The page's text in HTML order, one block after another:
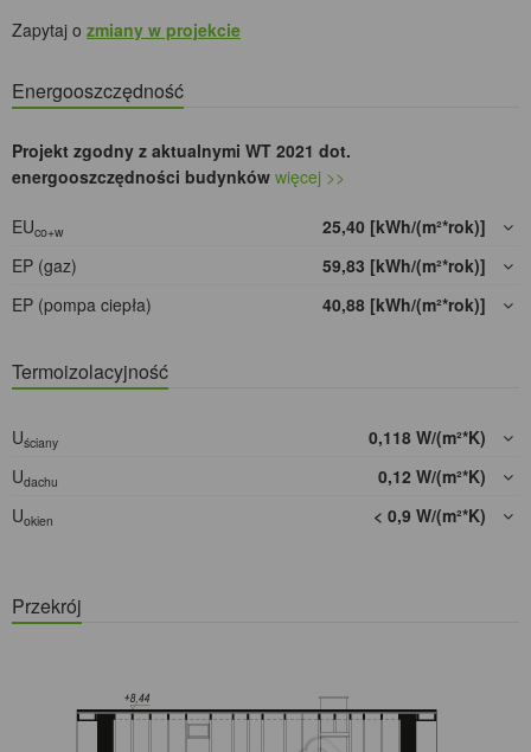
Zapytaj o zmiany w projekcie
Energooszczędność
Projekt zgodny z aktualnymi WT 2021 dot.
energooszczędności budynków więcej >>
EUco+w
25,40 [kWh/(m²*rok)]
EP (gaz)
59,83 [kWh/(m²*rok)]
EP (pompa ciepła)
40,88 [kWh/(m²*rok)]
Termoizolacyjność
Uściany
0,118 W/(m²*K)
Udachu
0,12 W/(m²*K)
Uokien < 0,9 W/(m²*K)
Przekrój